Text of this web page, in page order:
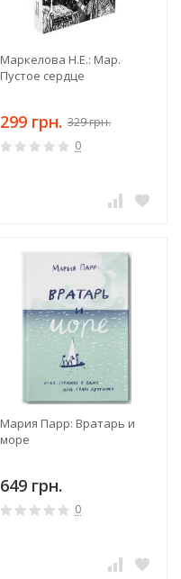
Маркелова Н.Е.: Мар.
Пустое сердце
299 грн. 329 грн.
0
Мария Парр: Вратарь и
море
649 грн.
0